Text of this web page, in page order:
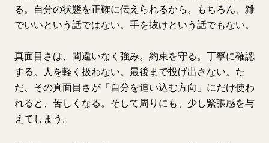
る。自分の状態を正確に伝えられるから。もちろん、雑
でいいという話ではない。手を抜けという話でもない。
真面目さは、間違いなく強み。約束を守る。丁寧に確認
する。人を軽く扱わない。最後まで投げ出さない。た
だ、その真面目さが「自分を追い込む方向」にだけ使わ
れると、苦しくなる。そして周りにも、少し緊張感を与
えてしまう。